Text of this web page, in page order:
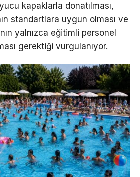
kapaklarla donatılması,
standartlara uygun olması ve
yalnızca eğitimli personel
gerektiği vurgulanıyor.